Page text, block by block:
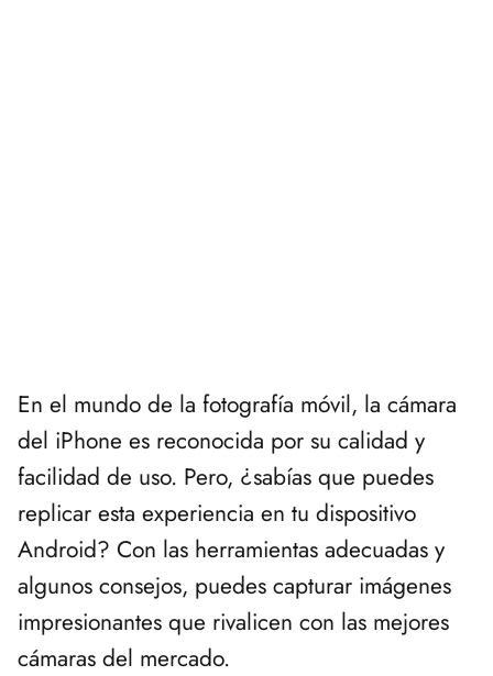
En el mundo de la fotografía móvil, la cámara
del iPhone es reconocida por su calidad y
facilidad de uso. Pero, ¿sabías que puedes
replicar esta experiencia en tu dispositivo
Android? Con las herramientas adecuadas y
algunos consejos, puedes capturar imágenes
impresionantes que rivalicen con las mejores
cámaras del mercado.